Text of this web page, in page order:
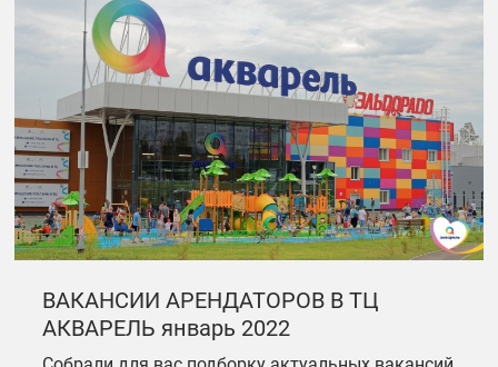
ВАКАНСИИ АРЕНДАТОРОВ В ТЦ
АКВАРЕЛЬ январь 2022